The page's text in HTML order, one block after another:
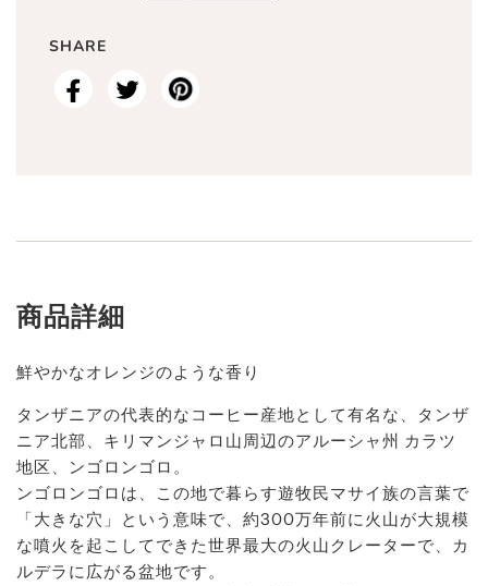
SHARE
商品詳細
鮮やかなオレンジのような香り
タンザニアの代表的なコーヒー産地として有名な、タンザ
ニア北部、キリマンジャロ山周辺のアルーシャ州 カラツ
地区、ンゴロンゴロ。
ンゴロンゴロは、この地で暮らす遊牧民マサイ族の言葉で
「大きな穴」という意味で、約300万年前に火山が大規模
な噴火を起こしてできた世界最大の火山クレーターで、カ
ルデラに広がる盆地です。